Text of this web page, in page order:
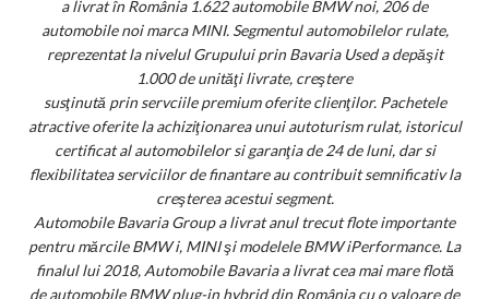
a livrat în România 1.622 automobile BMW noi, 206 de
automobile noi marca MINI. Segmentul automobilelor rulate,
reprezentat la nivelul Grupului prin Bavaria Used a depăşit
1.000 de unităţi livrate, creştere
susţinută prin servciile premium oferite clienţilor. Pachetele
atractive oferite la achiziţionarea unui autoturism rulat, istoricul
certificat al automobilelor si garanţia de 24 de luni, dar si
flexibilitatea serviciilor de finantare au contribuit semnificativ la
creşterea acestui segment.
Automobile Bavaria Group a livrat anul trecut flote importante
pentru mărcile BMW i, MINI şi modelele BMW iPerformance. La
finalul lui 2018, Automobile Bavaria a livrat cea mai mare flotă
de automobile BMW plug-in hybrid din România cu o valoare de